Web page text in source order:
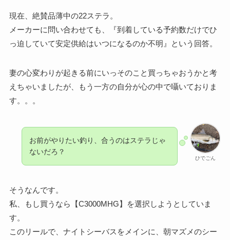
現在、絶賛品薄中の22ステラ。
メーカーに問い合わせても、『到着している予約数だけでひ
っ迫していて安定供給はいつになるのか不明』という回答。
妻の心変わりが起きる前にいっそのこと買っちゃおうかと考
えちゃいましたが、もう一方の自分が心の中で囁いておりま
す。。。
ひでごん
お前がやりたい釣り、合うのはステラじゃ
ないだろ？
そうなんです。
私、もし買うなら【C3000MHG】を選択しようとしていま
す。
このリールで、ナイトシーバスをメインに、朝マズメのシー